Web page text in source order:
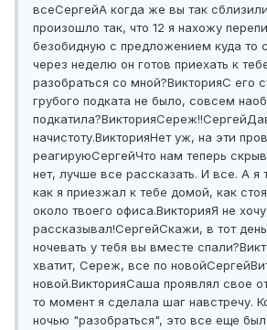
всеСергейА когда же вы так
произошло так, что 12 я нахожу
безобидную с предложением куда то
через неделю он готов приехать к
разобраться со мной?ВикторияС его
грубого подката не было, совсем
подкатила?ВикторияСереж!!Сергей
начистоту.ВикторияНет уж, на эти
реагируюСергейЧто нам теперь
нет, лучше все рассказать. И все. А я
как я приезжал к тебе домой, как
около твоего офиса.ВикторияЯ не
рассказывал!СергейСкажи, в тот
ночевать у тебя вы вместе спали?
хватит, Сереж, все по новойСергей
новой.ВикторияСаша проявлял свое
то момент я сделала шаг навстречу.
ночью "разобраться", это все еще